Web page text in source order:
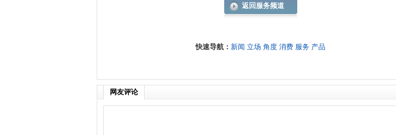
返回服务频道
快速导航： 新闻 立场 角度 消费 服务 产品
网友评论